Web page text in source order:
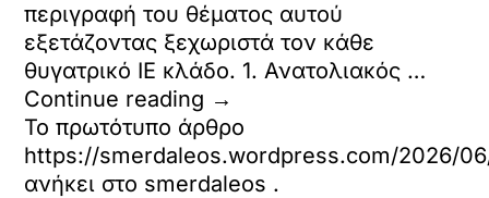
περιγραφή του θέματος αυτού
εξετάζοντας ξεχωριστά τον κάθε
θυγατρικό ΙΕ κλάδο. 1. Ανατολιακός …
Continue reading →
Το πρωτότυπο άρθρο
https://smerdaleos.wordpress.com/2026/
ανήκει στο smerdaleos .